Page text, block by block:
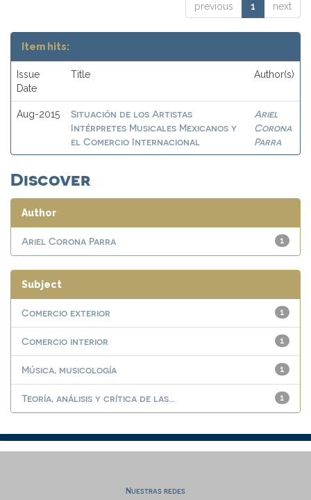
previous 1 next
Item hits:
Issue
Date
Title Author(s)
Aug-2015
Situación de los Artistas
Intérpretes Musicales Mexicanos y
el Comercio Internacional
Ariel
Corona
Parra
Discover
Author
1
Ariel Corona Parra
Subject
1
Comercio exterior
1
Comercio interior
1
Música, musicología
1
Teoría, análisis y crítica de las...
Nuestras redes